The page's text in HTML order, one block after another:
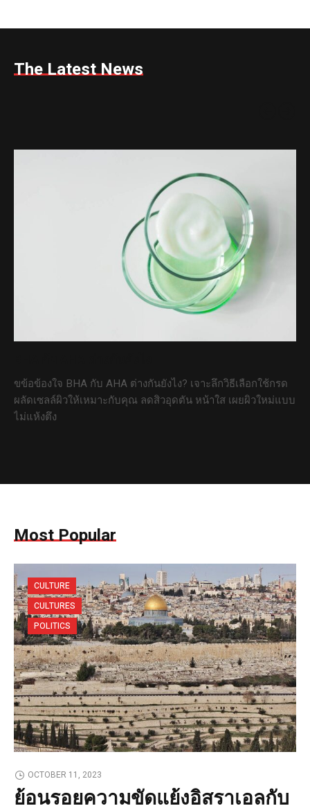
The Latest News
ขข้อข้องใจ BHA กับ AHA ต่างกันยังไง? เจาะลึกวิธีเลือกใช้กรด
ผลัดเซลล์ผิวให้เหมาะกับคุณ ลดสิวอุดตัน หน้าใส เผยผิวใหม่แบบ
ไม่แห้งตึง
Most Popular
CULTURE
CULTURES
POLITICS
OCTOBER 11, 2023
ย้อนรอยความขัดแย้งอิสราเอลกับ